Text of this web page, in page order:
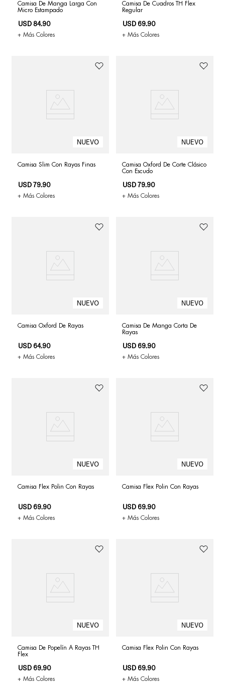
Camisa De Manga Larga Con
Micro Estampado
USD 84.90
+ Más Colores
Camisa De Cuadros TH Flex
Regular
USD 69.90
+ Más Colores
Camisa Slim Con Rayas Finas
USD 79.90
+ Más Colores
Camisa Oxford De Corte Clásico
Con Escudo
USD 79.90
+ Más Colores
Camisa Oxford De Rayas
USD 64.90
+ Más Colores
Camisa De Manga Corta De
Rayas
USD 69.90
+ Más Colores
Camisa Flex Polin Con Rayas
USD 69.90
+ Más Colores
Camisa Flex Polin Con Rayas
USD 69.90
+ Más Colores
Camisa De Popelín A Rayas TH
Flex
USD 69.90
+ Más Colores
Camisa Flex Polin Con Rayas
USD 69.90
+ Más Colores